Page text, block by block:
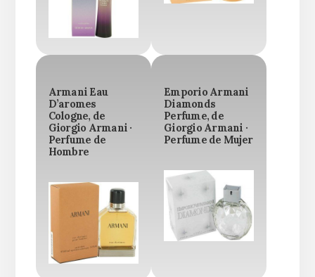
Armani Eau
D’aromes
Cologne, de
Giorgio Armani ·
Perfume de
Hombre
Emporio Armani
Diamonds
Perfume, de
Giorgio Armani ·
Perfume de Mujer